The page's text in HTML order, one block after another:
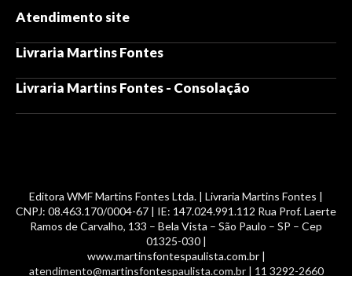
Atendimento site
Livraria Martins Fontes
Livraria Martins Fontes - Consolação
Editora WMF Martins Fontes Ltda. | Livraria Martins Fontes |
CNPJ: 08.463.170/0004-67 | IE: 147.024.991.112 Rua Prof. Laerte
Ramos de Carvalho, 133 – Bela Vista – São Paulo – SP – Cep
01325-030 |
www.martinsfontespaulista.com.br |
atendimento@martinsfontespaulista.com.br | 11 3292-2660